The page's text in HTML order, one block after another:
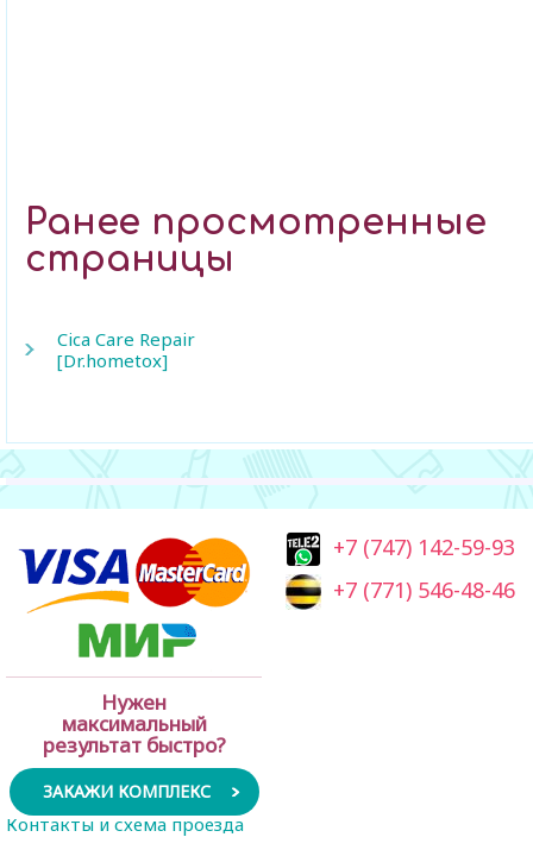
Ранее просмотренные
страницы
Cica Care Repair
[Dr.hometox]
Нужен
максимальный
результат быстро?
ЗАКАЖИ КОМПЛЕКС
+7 (747) 142-59-93
+7 (771) 546-48-46
Контакты и схема проезда